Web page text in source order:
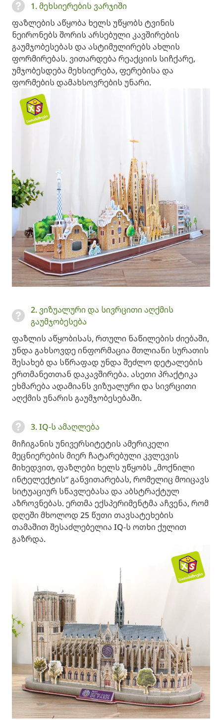
1. მეხსიერების ვარჯიში
ფაზლების აწყობა ხელს უწყობს ტვინის
ნეირონებს შორის არსებული კავშირების
გაუმჯობესებას და ასტიმულირებს ახლის
ფორმირებას. ვითარდება რეაქციის სიჩქარე,
უმჯობესდება მეხსიერება, ფერებისა და
ფორმების დამახსოვრების უნარი.
2. ვიზუალური და სივრცითი აღქმის
გაუმჯობესება
ფაზლის აწყობისას, რთული ნაწილების ძიებაში,
უნდა გახსოვდე ინფორმაცია მთლიანი სურათის
შესახებ და სწრაფად უნდა შეძლო დეტალების
ერთმანეთთან დაკავშირება. ასეთი პრაქტიკა
ეხმარება ადამიანს ვიზუალური და სივრცითი
აღქმის უნარის გაუმჯობესებაში.
3. IQ-ს ამაღლება
მიჩიგანის უნივერსიტეტის ამერიკელი
მეცნიერების მიერ ჩატარებული კვლევის
მიხედვით, ფაზლები ხელს უწყობს „მოქნილი
ინტელექტის“ განვითარებას, რომელიც მოიცავს
სიტუაციურ სწავლებასა და აბსტრაქტულ
აზროვნებას. ერთმა ექსპერიმენტმა აჩვენა, რომ
დღეში მხოლოდ 25 წუთი თავსატეხების
თამაშით შესაძლებელია IQ-ს ოთხი ქულით
გაზრდა.